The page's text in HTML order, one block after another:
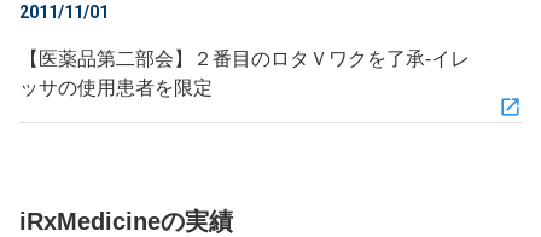
2011/11/01
【医薬品第二部会】２番目のロタＶワクを了承‐イレ
ッサの使用患者を限定
iRxMedicineの実績